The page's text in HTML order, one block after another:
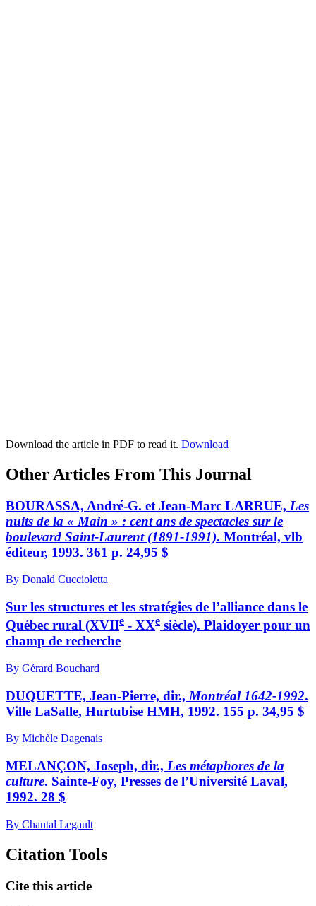
Download the article in PDF to read it. Download
Other Articles From This Journal
BOURASSA, André-G. et Jean-Marc LARRUE, Les
nuits de la « Main » : cent ans de spectacles sur le
boulevard Saint-Laurent (1891-1991). Montréal, vlb
éditeur, 1993. 361 p. 24,95 $
By Donald Cuccioletta
Sur les structures et les stratégies de l’alliance dans le
Québec rural (XVIIe - XXe siècle). Plaidoyer pour un
champ de recherche
By Gérard Bouchard
DUQUETTE, Jean-Pierre, dir., Montréal 1642-1992.
Ville LaSalle, Hurtubise HMH, 1992. 155 p. 34,95 $
By Michèle Dagenais
MELANÇON, Joseph, dir., Les métaphores de la
culture. Sainte-Foy, Presses de l’Université Laval,
1992. 28 $
By Chantal Legault
Citation Tools
Cite this article